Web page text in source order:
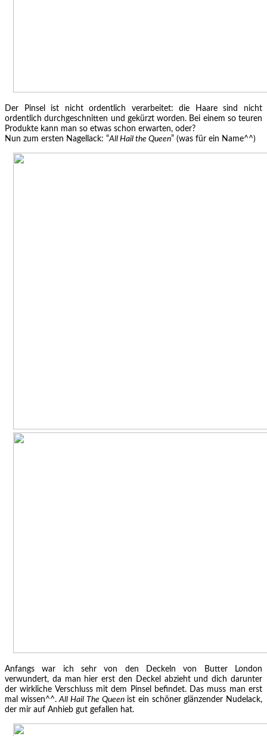
Der Pinsel ist nicht ordentlich verarbeitet: die Haare sind nicht
ordentlich durchgeschnitten und gekürzt worden. Bei einem so teuren
Produkte kann man so etwas schon erwarten, oder?
Nun zum ersten Nagellack: “All Hail the Queen” (was für ein Name^^)
Anfangs war ich sehr von den Deckeln von Butter London
verwundert, da man hier erst den Deckel abzieht und dich darunter
der wirkliche Verschluss mit dem Pinsel befindet. Das muss man erst
mal wissen^^.All Hail The Queenist ein schöner glänzender Nudelack,
der mir auf Anhieb gut gefallen hat.